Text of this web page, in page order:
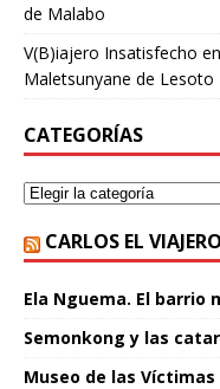
de Malabo
V(B)iajero Insatisfecho en
Maletsunyane de Lesoto
CATEGORÍAS
CARLOS EL VIAJERO
Ela Nguema. El barrio
Semonkong y las
Museo de las